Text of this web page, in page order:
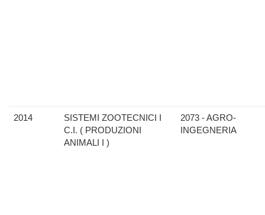
2014
SISTEMI ZOOTECNICI I
C.I. ( PRODUZIONI
ANIMALI I )
2073 - AGRO-
INGEGNERIA